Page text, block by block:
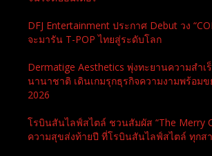
DFJ Entertainment ประกาศ Debut วง
จะมารัน T-POP ไทยสู่ระดับโลก
Dermatige Aesthetics พุ่งทะยานความสำเ
นานาชาติ เดินเกมรุกธุรกิจความงามพร้อม
2026
โรบินสันไลฟ์สไตล์ ชวนสัมผัส “The Merry
ความสุขส่งท้ายปี ที่โรบินสันไลฟ์สไตล์ ทุกส